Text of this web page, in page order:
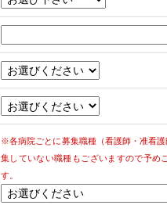
※各病院ごとに募集職種（看護師・准看
集していない職種もございますので予め
す。